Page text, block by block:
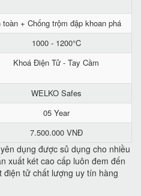
toàn + Chống trộm đập khoan phá
1000 - 1200°C
Khoá Điện Tử - Tay Cầm
WELKO Safes
05 Year
7.500.000 VNĐ
dụng được sủ dụng cho nhiều
xuất két cao cấp luôn đem đến
tử chất lượng uy tín hàng